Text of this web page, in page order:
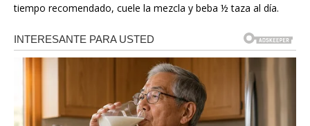
tiempo recomendado, cuele la mezcla y beba ½ taza al día.